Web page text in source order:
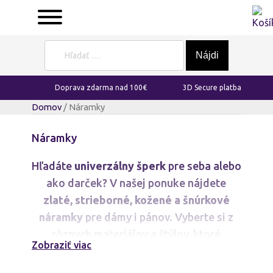
Doprava zdarma nad 100€ 3D Secure platba
Domov / Náramky
Náramky
Hľadáte univerzálny šperk pre seba alebo
ako darček? V našej ponuke nájdete
zlaté, strieborné, kožené a šnúrkové
náramky pre dámy i pánov. Vyberte si z
dokonale doplnia váš každodenný vzhľad.
Zobraziť viac